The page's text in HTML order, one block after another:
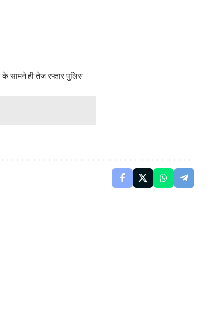
सामने ही तेज रफ्तार पुलिस